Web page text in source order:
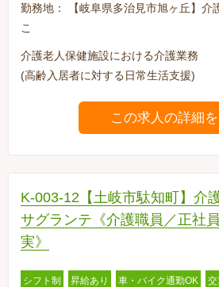
勤務地： 【岐阜県多治見市旭ヶ丘】介
こ
介護老人保健施設における介護業務
(高齢入居者に対する日常生活支援)
この求人の詳細
K-003-12【土岐市駄知町】介
サグランテ《介護職員／正社
実》
シフト制 昇給あり 車・バイク通勤OK